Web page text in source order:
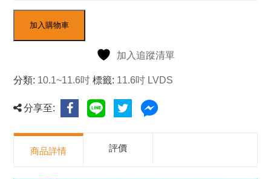
加入購物車
加入追蹤清單
分類: 10.1~11.6吋 標籤: 11.6吋 LVDS
分享至:
商品詳情 評價